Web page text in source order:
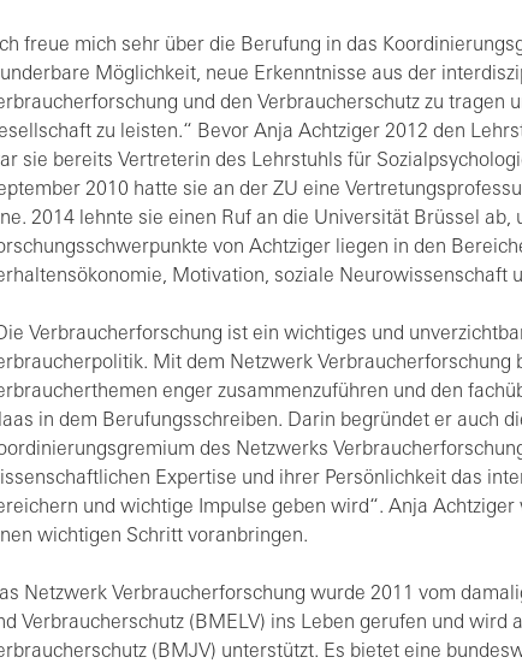
freue mich sehr über die Berufung in das
Möglichkeit, neue Erkenntnisse aus der
und den Verbraucherschutz zu
zu leisten.“ Bevor Anja Achtziger 2012 den
sie bereits Vertreterin des Lehrstuhls für
2010 hatte sie an der ZU eine
2014 lehnte sie einen Ruf an die Universität Brüssel ab,
von Achtziger liegen in den
Motivation, soziale Neurowissenschaft
Verbraucherforschung ist ein wichtiges und
Mit dem Netzwerk Verbraucherforschung
enger zusammenzuführen und den
in dem Berufungsschreiben. Darin begründet er auch
des Netzwerks
Expertise und ihrer Persönlichkeit das
und wichtige Impulse geben wird“. Anja
wichtigen Schritt voranbringen.
Netzwerk Verbraucherforschung wurde 2011 vom
Verbraucherschutz (BMELV) ins Leben gerufen und
(BMJV) unterstützt. Es bietet eine